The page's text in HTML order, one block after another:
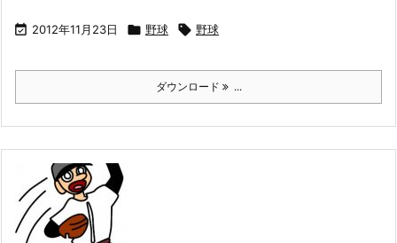
 2012年11月23日  野球  野球
ダウンロード ...